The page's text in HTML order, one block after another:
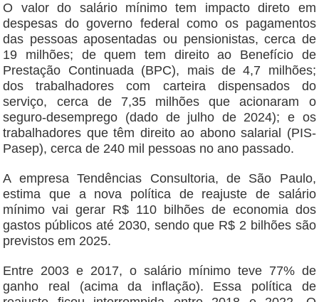
O valor do salário mínimo tem impacto direto em
despesas do governo federal como os pagamentos
das pessoas aposentadas ou pensionistas, cerca de
19 milhões; de quem tem direito ao Benefício de
Prestação Continuada (BPC), mais de 4,7 milhões;
dos trabalhadores com carteira dispensados do
serviço, cerca de 7,35 milhões que acionaram o
seguro-desemprego (dado de julho de 2024); e os
trabalhadores que têm direito ao abono salarial (PIS-
Pasep), cerca de 240 mil pessoas no ano passado.
A empresa Tendências Consultoria, de São Paulo,
estima que a nova política de reajuste de salário
mínimo vai gerar R$ 110 bilhões de economia dos
gastos públicos até 2030, sendo que R$ 2 bilhões são
previstos em 2025.
Entre 2003 e 2017, o salário mínimo teve 77% de
ganho real (acima da inflação). Essa política de